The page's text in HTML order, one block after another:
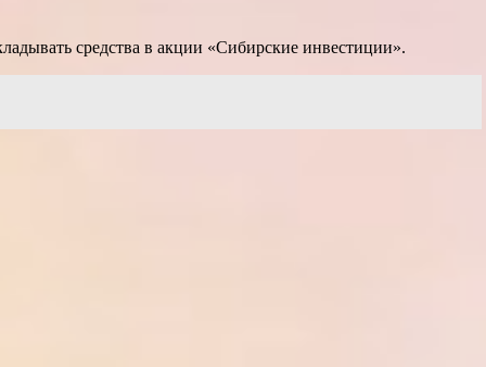
средства в акции «Сибирские инвестиции».